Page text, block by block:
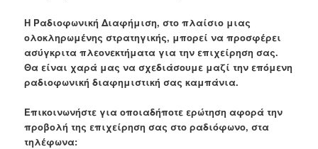
Η Ραδιοφωνική Διαφήμιση, στο πλαίσιο μιας
ολοκληρωμένης στρατηγικής, μπορεί να προσφέρει
ασύγκριτα πλεονεκτήματα για την επιχείρηση σας.
Θα είναι χαρά μας να σχεδιάσουμε μαζί την επόμενη
ραδιοφωνική διαφημιστική σας καμπάνια.
Επικοινωνήστε για οποιαδήποτε ερώτηση αφορά την
προβολή της επιχείρηση σας στο ραδιόφωνο, στα
τηλέφωνα: